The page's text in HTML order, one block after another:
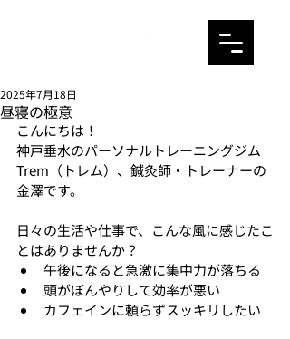
昼寝の極意
2025年7月18日
こんにちは！
神戸垂水のパーソナルトレーニングジム
Trem（トレム）、鍼灸師・トレーナーの
金澤です。
日々の生活や仕事で、こんな風に感じたこ
とはありませんか？
午後になると急激に集中力が落ちる
頭がぼんやりして効率が悪い
カフェインに頼らずスッキリしたい